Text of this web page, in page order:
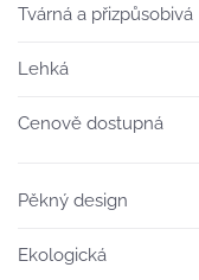
Tvárná a přizpůsobivá
Lehká
Cenově dostupná
Pěkný design
Ekologická